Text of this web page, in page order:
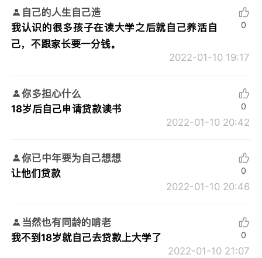
自己的人生自己造
我认识的很多孩子在读大学之后就自己养活自
己，不跟家长要一分钱。
2022-01-10 19:17
0
你多担心什么
18岁后自己申请贷款读书
2022-01-10 20:42
0
你已中年要为自己想想
让他们贷款
2022-01-10 20:46
0
当然也有同龄的啃老
我不到18岁就自己去贷款上大学了
2022-01-10 21:07
0